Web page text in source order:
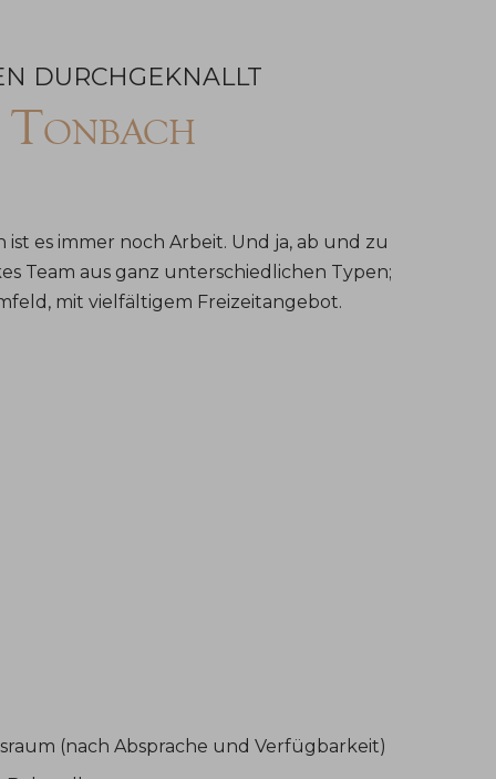
DURCHGEKNALLT
Tonbach
es immer noch Arbeit. Und ja, ab und zu
Team aus ganz unterschiedlichen Typen;
mit vielfältigem Freizeitangebot.
(nach Absprache und Verfügbarkeit)